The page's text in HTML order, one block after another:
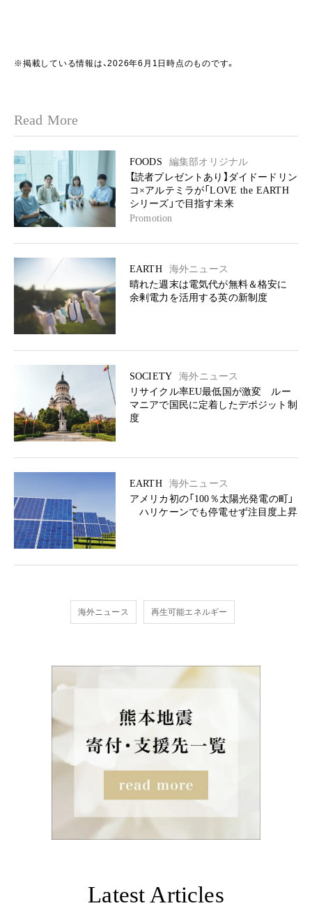
※掲載している情報は、2026年6月1日時点のものです。
Read More
FOODS
編集部オリジナル
【読者プレゼントあり】ダイドードリン
コ×アルテミラが「LOVE the EARTH
シリーズ」で目指す未来
Promotion
EARTH
海外ニュース
晴れた週末は電気代が無料＆格安に
余剰電力を活用する英の新制度
SOCIETY
海外ニュース
リサイクル率EU最低国が激変 ルー
マニアで国民に定着したデポジット制
度
EARTH
海外ニュース
アメリカ初の「100％太陽光発電の町」
ハリケーンでも停電せず注目度上昇
海外ニュース 再生可能エネルギー
Latest Articles